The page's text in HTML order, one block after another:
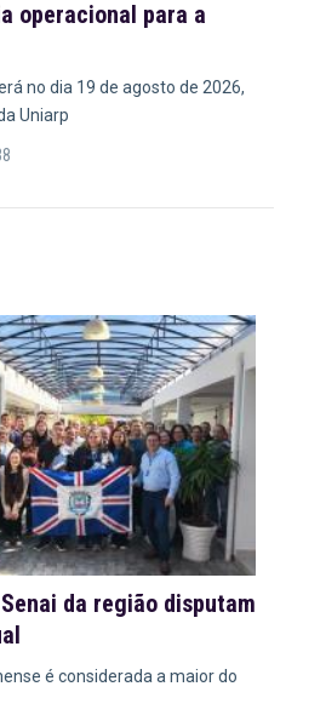
operacional para a
no dia 19 de agosto de 2026,
Uniarp
da região disputam
é considerada a maior do